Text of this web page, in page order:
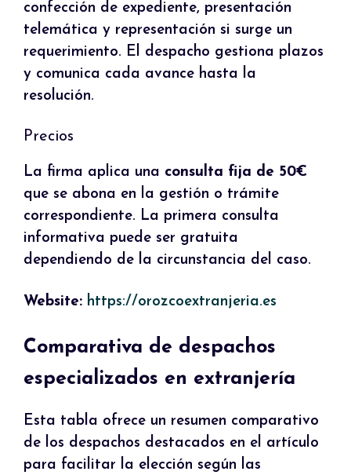
confección de expediente, presentación
telemática y representación si surge un
requerimiento. El despacho gestiona plazos
y comunica cada avance hasta la
resolución.
Precios
La firma aplica una consulta fija de 50€
que se abona en la gestión o trámite
correspondiente. La primera consulta
informativa puede ser gratuita
dependiendo de la circunstancia del caso.
Website: https://orozcoextranjeria.es
Comparativa de despachos
especializados en extranjería
Esta tabla ofrece un resumen comparativo
de los despachos destacados en el artículo
para facilitar la elección según las